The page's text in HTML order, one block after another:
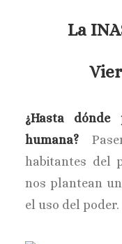
La
¿Hasta
humana?
habitantes del
nos plantean
el uso del poder.